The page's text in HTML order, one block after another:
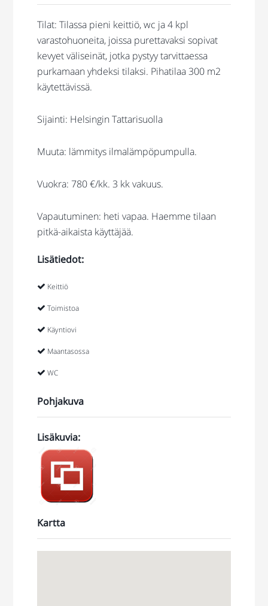
Tilat: Tilassa pieni keittiö, wc ja 4 kpl
varastohuoneita, joissa purettavaksi sopivat
kevyet väliseinät, jotka pystyy tarvittaessa
purkamaan yhdeksi tilaksi. Pihatilaa 300 m2
käytettävissä.
Sijainti: Helsingin Tattarisuolla
Muuta: lämmitys ilmalämpöpumpulla.
Vuokra: 780 €/kk. 3 kk vakuus.
Vapautuminen: heti vapaa. Haemme tilaan
pitkä-aikaista käyttäjää.
Lisätiedot:
Keittiö
Toimistoa
Käyntiovi
Maantasossa
WC
Pohjakuva
Lisäkuvia:
https://jonne.smugmug.com/Toimitilat/Hki-
Kaasutintie-6-
240-m2/
Kartta